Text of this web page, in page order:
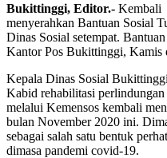
Bukittinggi, Editor.- Kembali
menyerahkan Bantuan Sosial
Dinas Sosial setempat.
Kantor Pos Bukittinggi, Kamis
Kepala Dinas Sosial
Kabid rehabilitasi perlindungan
melalui Kemensos kembali
bulan November 2020 ini.
sebagai salah satu bentuk
dimasa pandemi covid-19.